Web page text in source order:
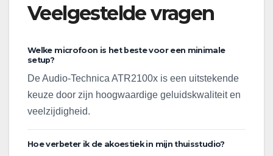
Veelgestelde vragen
Welke microfoon is het beste voor een minimale
setup?
De Audio-Technica ATR2100x is een uitstekende
keuze door zijn hoogwaardige geluidskwaliteit en
veelzijdigheid.
Hoe verbeter ik de akoestiek in mijn thuisstudio?